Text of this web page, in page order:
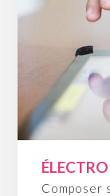
Composer